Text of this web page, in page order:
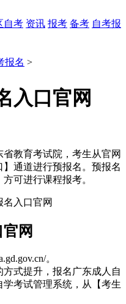
自考 资讯 报考 备考 自考报
报名 >
入口官网
教育考试院，考生从官网
通道进行预报名。预报名
可进行课程报考。
网
。
式提升，报名广东成人自
考试管理系统，从【考生